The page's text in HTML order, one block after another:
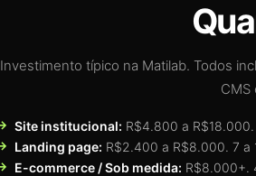
Investimento típico na Matilab. Todos
CMS
Site institucional: R$4.800 a
Landing page: R$2.400 a R$8.000. 7 a
E-commerce / Sob medida: R$8.000+.